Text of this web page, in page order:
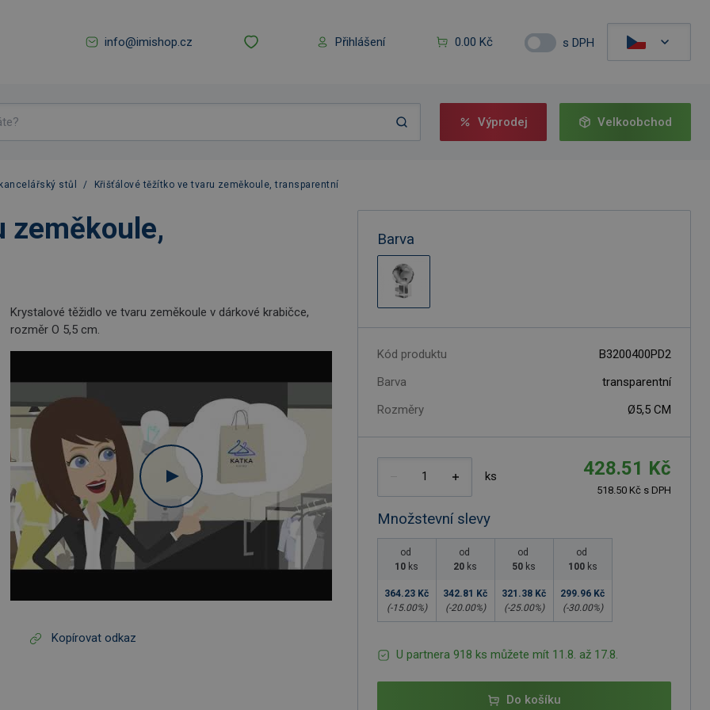
info@imishop.cz Přihlášení 0.00 Kč s DPH
Výprodej Velkoobchod
stůl / Křišťálové těžítko ve tvaru zeměkoule, transparentní
zeměkoule,
Krystalové těžidlo ve tvaru zeměkoule v dárkové krabičce,
rozměr O 5,5 cm.
Kopírovat odkaz
Barva
Kód produktu
B3200400PD2
Barva
transparentní
Rozměry
Ø5,5 CM
ks 428.51 Kč
518.50 Kč s DPH
Množstevní slevy
od
10 ks
364.23 Kč
(-15.00%)
od
20 ks
342.81 Kč
(-20.00%)
od
50 ks
321.38 Kč
(-25.00%)
od
100 ks
299.96 Kč
(-30.00%)
U partnera 918 ks můžete mít 11.8. až 17.8.
Do košíku